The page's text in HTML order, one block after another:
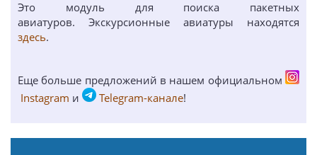
Это модуль для поиска пакетных
авиатуров. Экскурсионные авиатуры находятся
здесь.
Еще больше предложений в нашем официальном
Instagram и Telegram-канале!